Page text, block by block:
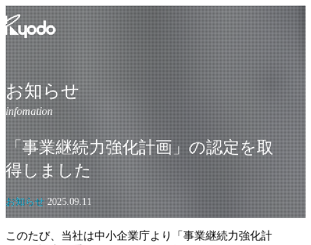
コ
ン
テ
ン
ツ
を
表
示
お知らせ
「事業継続力強化計画」の認定を取
得しました
お知らせ 2025.09.11
このたび、当社は中小企業庁より「事業継続力強化計